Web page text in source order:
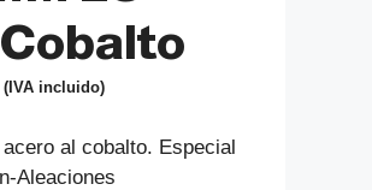
(IVA incluido)
al cobalto. Especial
Aleaciones